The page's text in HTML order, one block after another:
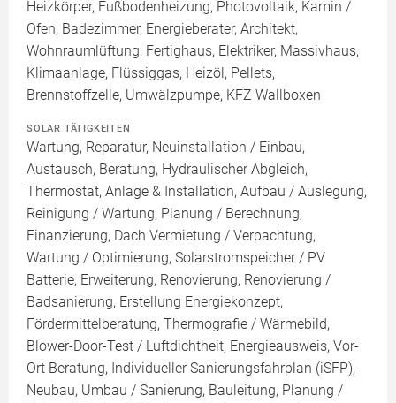
Heizkörper, Fußbodenheizung, Photovoltaik, Kamin /
Ofen, Badezimmer, Energieberater, Architekt,
Wohnraumlüftung, Fertighaus, Elektriker, Massivhaus,
Klimaanlage, Flüssiggas, Heizöl, Pellets,
Brennstoffzelle, Umwälzpumpe, KFZ Wallboxen
SOLAR TÄTIGKEITEN
Wartung, Reparatur, Neuinstallation / Einbau,
Austausch, Beratung, Hydraulischer Abgleich,
Thermostat, Anlage & Installation, Aufbau / Auslegung,
Reinigung / Wartung, Planung / Berechnung,
Finanzierung, Dach Vermietung / Verpachtung,
Wartung / Optimierung, Solarstromspeicher / PV
Batterie, Erweiterung, Renovierung, Renovierung /
Badsanierung, Erstellung Energiekonzept,
Fördermittelberatung, Thermografie / Wärmebild,
Blower-Door-Test / Luftdichtheit, Energieausweis, Vor-
Ort Beratung, Individueller Sanierungsfahrplan (iSFP),
Neubau, Umbau / Sanierung, Bauleitung, Planung /